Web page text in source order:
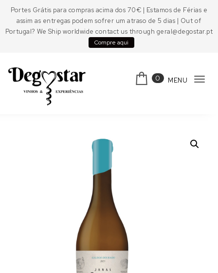
Portes Grátis para compras acima dos 70€ | Estamos de Férias e
assim as entregas podem sofrer um atraso de 5 dias | Out of
Portugal? We Ship worldwide contact us through geral@degostar.pt
Compre aqui
0 MENU